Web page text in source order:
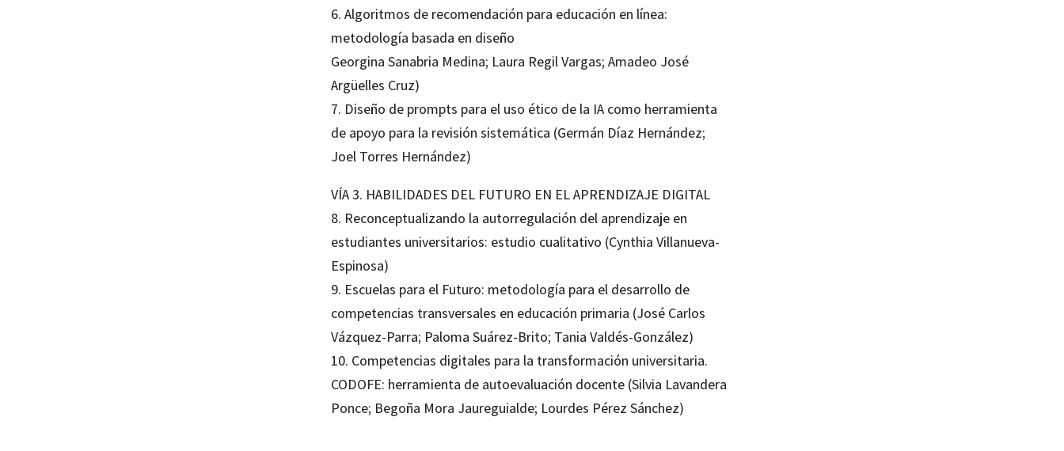
6. Algoritmos de recomendación para educación en línea:
metodología basada en diseño
Georgina Sanabria Medina; Laura Regil Vargas; Amadeo José
Argüelles Cruz)
7. Diseño de prompts para el uso ético de la IA como herramienta
de apoyo para la revisión sistemática (Germán Díaz Hernández;
Joel Torres Hernández)
VÍA 3. HABILIDADES DEL FUTURO EN EL APRENDIZAJE DIGITAL
8. Reconceptualizando la autorregulación del aprendizaje en
estudiantes universitarios: estudio cualitativo (Cynthia Villanueva-
Espinosa)
9. Escuelas para el Futuro: metodología para el desarrollo de
competencias transversales en educación primaria (José Carlos
Vázquez-Parra; Paloma Suárez-Brito; Tania Valdés-González)
10. Competencias digitales para la transformación universitaria.
CODOFE: herramienta de autoevaluación docente (Silvia Lavandera
Ponce; Begoña Mora Jaureguialde; Lourdes Pérez Sánchez)